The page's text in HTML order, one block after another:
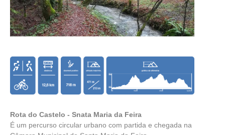
Rota do Castelo - Snata Maria da Feira
É um percurso circular urbano com partida e chegada na